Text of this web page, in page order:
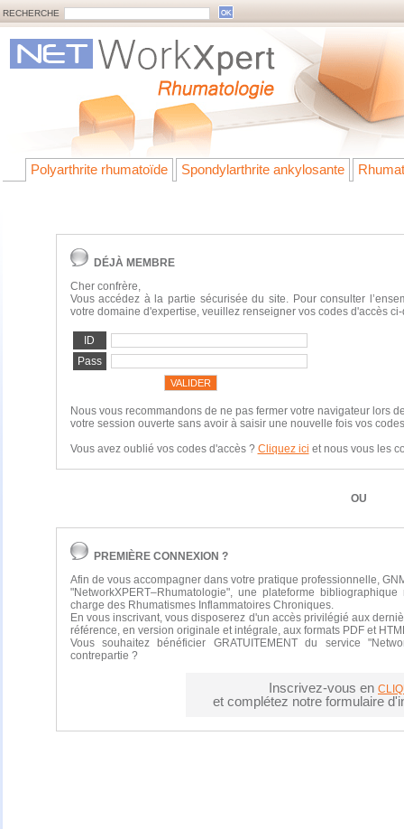
RECHERCHE
Polyarthrite rhumatoïde Spondylarthrite ankylosante
DÉJÀ MEMBRE
Cher confrère,
Vous accédez à la partie sécurisée du site. Pour consulter
votre domaine d'expertise, veuillez renseigner vos codes d'accès
ID
Pass
Nous vous recommandons de ne pas fermer votre navigateur lors
votre session ouverte sans avoir à saisir une nouvelle fois vos
Vous avez oublié vos codes d'accès ? Cliquez ici et nous vous les
OU
PREMIÈRE CONNEXION ?
Afin de vous accompagner dans votre pratique professionnelle,
"NetworkXPERT–Rhumatologie", une plateforme
charge des Rhumatismes Inflammatoires Chroniques.
En vous inscrivant, vous disposerez d'un accès privilégié aux
référence, en version originale et intégrale, aux formats PDF et
Vous souhaitez bénéficier GRATUITEMENT du service
contrepartie ?
Inscrivez-vous en
et complétez notre formulaire